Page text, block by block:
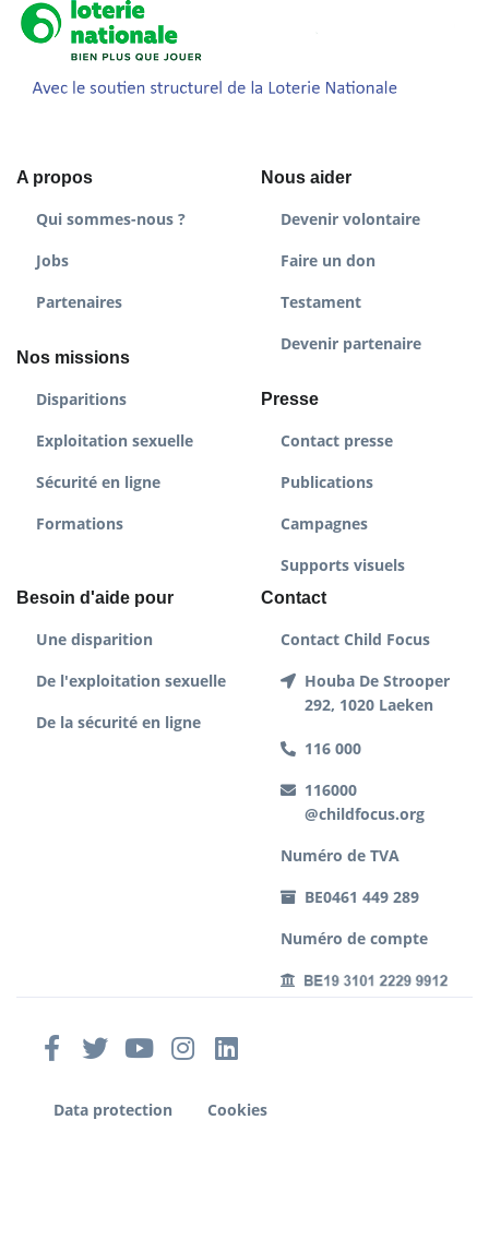
A propos
Qui sommes-nous ?
Jobs
Partenaires
Nos missions
Disparitions
Exploitation sexuelle
Sécurité en ligne
Formations
Nous aider
Devenir volontaire
Faire un don
Testament
Devenir partenaire
Presse
Contact presse
Publications
Campagnes
Supports visuels
Besoin d'aide pour
Une disparition
De l'exploitation sexuelle
De la sécurité en ligne
Contact
Contact Child Focus
Houba De Strooper
292, 1020 Laeken
116 000
116000
@childfocus.org
Numéro de TVA
BE0461 449 289
Numéro de compte
Data protection Cookies